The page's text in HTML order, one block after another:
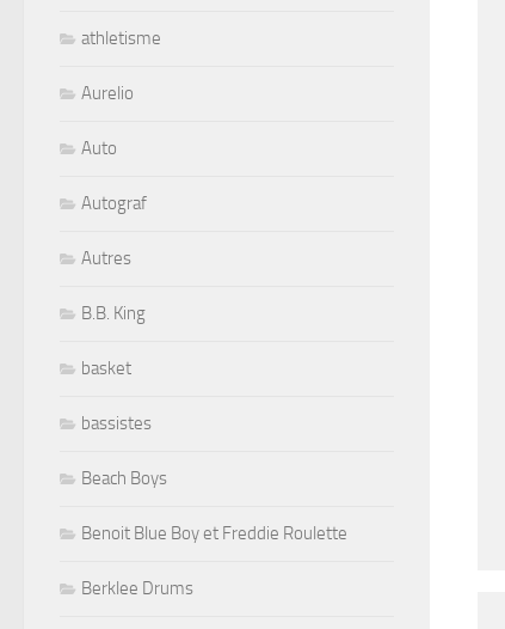
athletisme
Aurelio
Auto
Autograf
Autres
B.B. King
basket
bassistes
Beach Boys
Benoit Blue Boy et Freddie Roulette
Berklee Drums